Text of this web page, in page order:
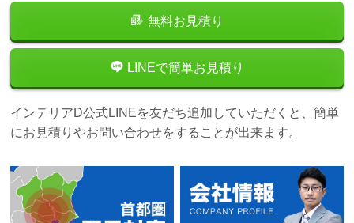
無料お見積り
LINEで簡単お見積り
インテリアD公式LINEを友だち追加していただくと、簡単
にお見積りやお問い合わせをすることが出来ます。